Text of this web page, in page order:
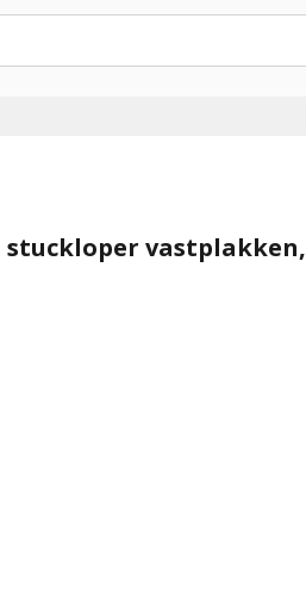
stuckloper vastplakken,